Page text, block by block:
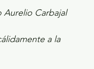
Aurelio Carbajal
a la